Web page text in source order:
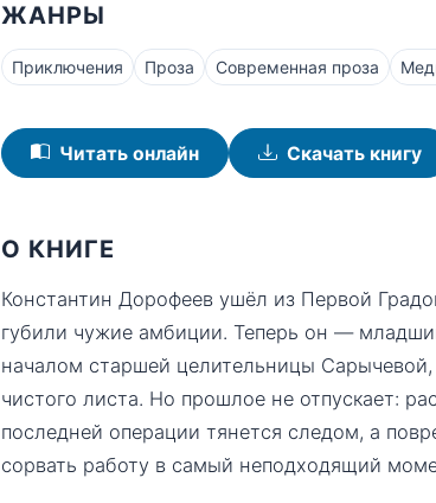
ЖАНРЫ
Приключения Проза Современная проза
Читать онлайн Скачать книгу
О КНИГЕ
Константин Дорофеев ушёл из Первой
губили чужие амбиции. Теперь он —
началом старшей целительницы
чистого листа. Но прошлое не отпускает:
последней операции тянется следом, а
сорвать работу в самый неподходящий